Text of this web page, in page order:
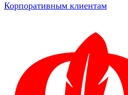
Корпоративным клиентам